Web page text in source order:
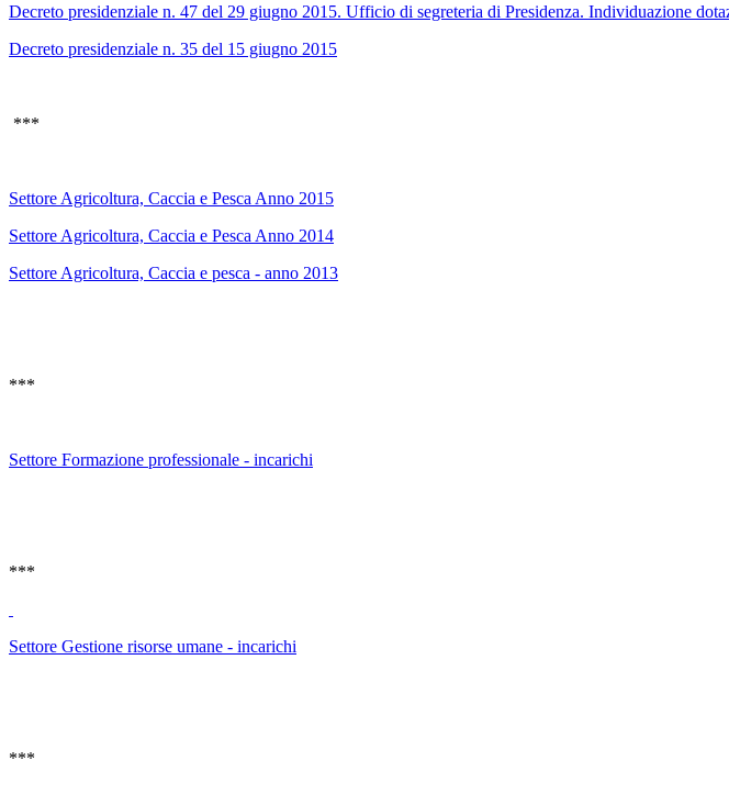
Decreto presidenziale n. 47 del 29 giugno 2015. Ufficio di segreteria di Presidenza. Individuazione
Decreto presidenziale n. 35 del 15 giugno 2015
***
Settore Agricoltura, Caccia e Pesca Anno 2015
Settore Agricoltura, Caccia e Pesca Anno 2014
Settore Agricoltura, Caccia e pesca - anno 2013
***
Settore Formazione professionale - incarichi
***
Settore Gestione risorse umane - incarichi
***